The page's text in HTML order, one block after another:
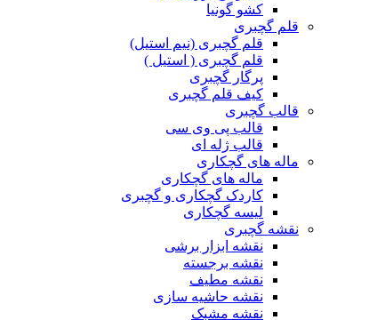
کشو گونیا
قلم گچبری
قلم گچبری (نیم استیل)
قلم گچبری ( استیل )
پرگار گچبری
کیف قلم گچبری
قالب گچبری
قالب پی وی سی
قالب ژله ای
ماله های گچکاری
ماله های گچکاری
کاردک گچکاری و گچبری
لیسه گچکاری
نقشه گچبری
نقشه ابزار برشی
نقشه برجسته
نقشه مطیف
نقشه حاشیه سازی
نقشه مشبک